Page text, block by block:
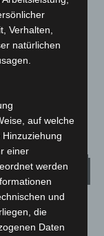
beim Roten
Verhalten,
natürlichen
auf welche
einer
werden
und
die
Daten